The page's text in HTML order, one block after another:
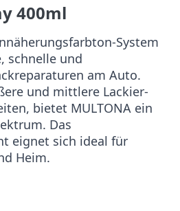
400ml
System
schnelle und
am Auto.
und mittlere Lackier-
bietet MULTONA ein
Das
eignet sich ideal für
Heim.